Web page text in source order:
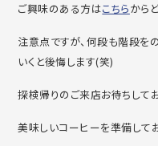
ご興味のある方はこちらから
注意点ですが、何段も階段を
いくと後悔します(笑)
探検帰りのご来店お待ちしてお
美味しいコーヒーを準備して